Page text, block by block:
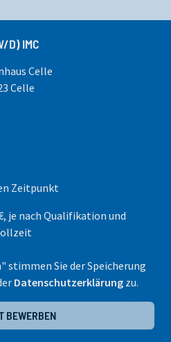
D) IMC
Celle
Celle
Zeitpunkt
je nach Qualifikation und
stimmen Sie der Speicherung
Datenschutzerklärung zu.
BEWERBEN